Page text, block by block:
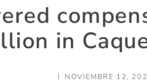
in
NOVIEMBRE 12,